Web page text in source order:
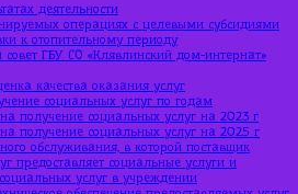
деятельности
операциях с целевыми субсидиями
к отопительному периоду
совет ГБУ СО «Клявлинский дом-интернат»
качества оказания услуг
социальных услуг по годам
получение социальных услуг на 2023 г
получение социальных услуг на 2025 г
обслуживания, в которой поставщик
предоставляет социальные услуги и
услуг в учреждении